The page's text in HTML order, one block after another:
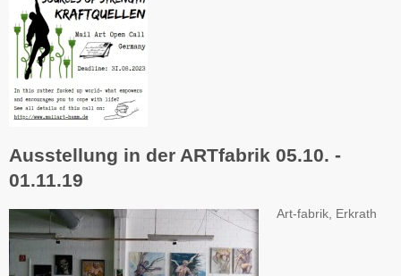
Ausstellung in der ARTfabrik 05.10. -
01.11.19
Art-fabrik, Erkrath